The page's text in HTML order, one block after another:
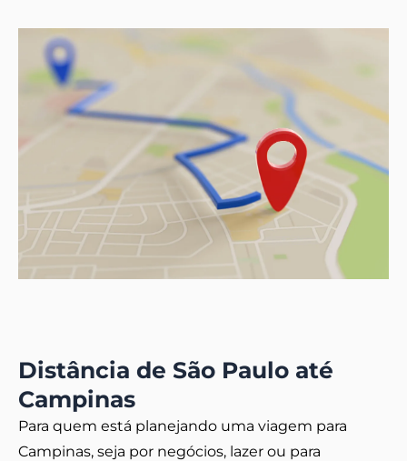
Distância de São Paulo até
Campinas
Para quem está planejando uma viagem para
Campinas, seja por negócios, lazer ou para